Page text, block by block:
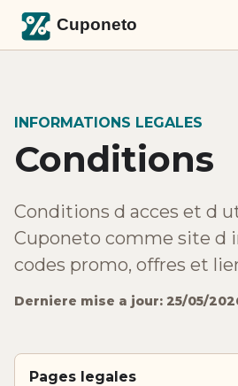
INFORMATIONS LEGALES
Conditions
Conditions d acces et d
Cuponeto comme site d
codes promo, offres et
Derniere mise a jour: 25/05/
Pages legales